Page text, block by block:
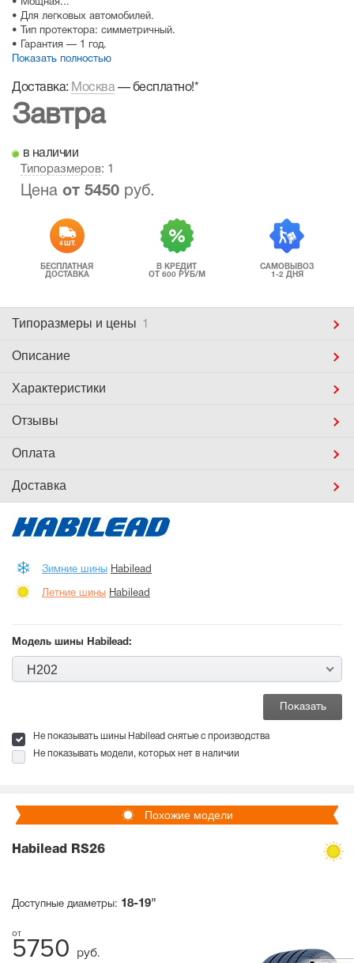
• Мощная...
• Для легковых автомобилей.
• Тип протектора: симметричный.
• Гарантия — 1 год.
Показать полностью
Доставка: Москва— бесплатно!*
Завтра
в наличии
Типоразмеров: 1
Цена от 5450 руб.
4 ШТ.
БЕСПЛАТНАЯ
ДОСТАВКА
В КРЕДИТ
ОТ 600 РУБ/М
САМОВЫВОЗ
1-2 ДНЯ
Типоразмеры и цены 1
Описание
Характеристики
Отзывы
Оплата
Доставка
Зимние шины Habilead
Летние шины Habilead
Модель шины Habilead:
H202
Не показывать шины Habilead снятые с производства
Не показывать модели, которых нет в наличии
Похожие модели
Habilead RS26
Доступные диаметры: 18-19"
5750 руб.